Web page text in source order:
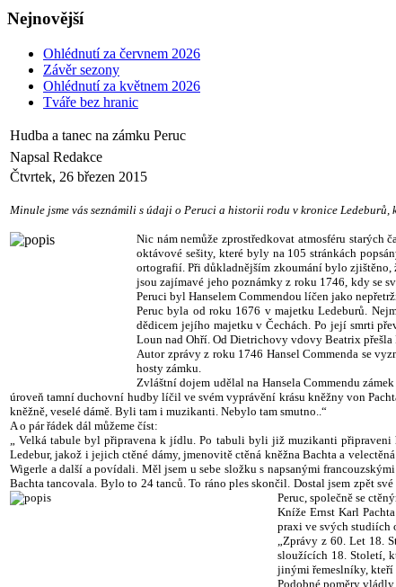
Nejnovější
Ohlédnutí za červnem 2026
Závěr sezony
Ohlédnutí za květnem 2026
Tváře bez hranic
Hudba a tanec na zámku Peruc
Napsal Redakce
Čtvrtek, 26 březen 2015
Minule jsme vás seznámili s údaji o Peruci a historii rodu v kronice
Nic nám nemůže zprostředkovat atmosféru starých
oktávové sešity, které byly na 105 stránkách
ortografií. Při důkladnějším zkoumání bylo zjištěno,
jsou zajímavé jeho poznámky z roku 1746, kdy se
Peruci byl Hanselem Commendou líčen jako
Peruc byla od roku 1676 v majetku Ledeburů.
dědicem jejího majetku v Čechách. Po její smrti
Loun nad Ohří. Od Dietrichovy vdovy Beatrix přešla
Autor zprávy z roku 1746 Hansel Commenda se
hosty zámku.
Zvláštní dojem udělal na Hansela Commendu
úroveň tamní duchovní hudby líčil ve svém vyprávění krásu kněžny von
kněžně, veselé dámě. Byli tam i muzikanti. Nebylo tam smutno..“
A o pár řádek dál můžeme číst:
„ Velká tabule byl připravena k jídlu. Po tabuli byli již muzikanti připraveni
Ledebur, jakož i jejich ctěné dámy, jmenovitě ctěná kněžna Bachta a
Wigerle a další a povídali. Měl jsem u sebe složku s napsanými
Bachta tancovala. Bylo to 24 tanců. To ráno ples skončil. Dostal jsem zpět
Peruc, společně se
Kníže Ernst Karl
praxi ve svých studiích
„Zprávy z 60. Let 18.
sloužících 18. Století,
jinými řemeslníky, kteří
Podobné poměry